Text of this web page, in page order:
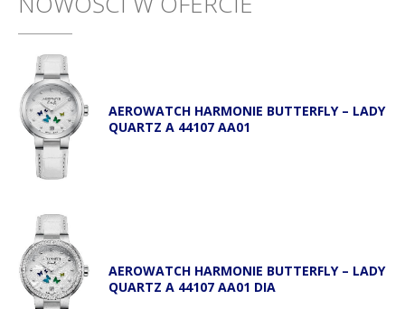
AEROWATCH HARMONIE BUTTERFLY – LADY
QUARTZ A 44107 AA01
AEROWATCH HARMONIE BUTTERFLY – LADY
QUARTZ A 44107 AA01 DIA